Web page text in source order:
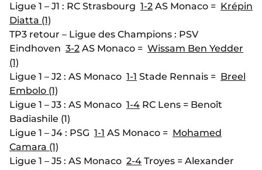
Ligue 1 – J1 : RC Strasbourg 1-2 AS Monaco = Krépin
Diatta (1)
TP3 retour – Ligue des Champions : PSV
Eindhoven 3-2 AS Monaco = Wissam Ben Yedder
(1)
Ligue 1 – J2 : AS Monaco 1-1 Stade Rennais = Breel
Embolo (1)
Ligue 1 – J3 : AS Monaco 1-4 RC Lens = Benoît
Badiashile (1)
Ligue 1 – J4 : PSG 1-1 AS Monaco = Mohamed
Camara (1)
Ligue 1 – J5 : AS Monaco 2-4 Troyes = Alexander